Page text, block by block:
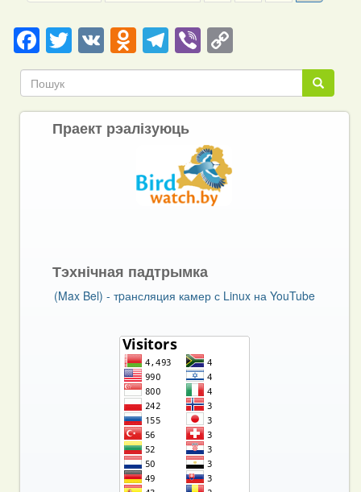
page
page
page
Facebook
Twitter
VKOdnoklassniki
Telegram
ViberCopy
Link Пошук
Пошук
Праект рэалізуюць
Тэхнічная падтрымка
(Max Bel) - тpансляция камер с Linux на YouTube